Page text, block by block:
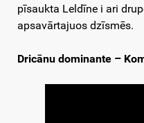
pīsaukta Leldīne i ari
apsavārtajuos dzīsmēs.
Dricānu dominante –